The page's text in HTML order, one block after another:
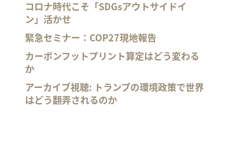
コロナ時代こそ「SDGsアウトサイドイ
ン」活かせ
緊急セミナー：COP27現地報告
カーボンフットプリント算定はどう変わる
か
アーカイブ視聴: トランプの環境政策で世界
はどう翻弄されるのか